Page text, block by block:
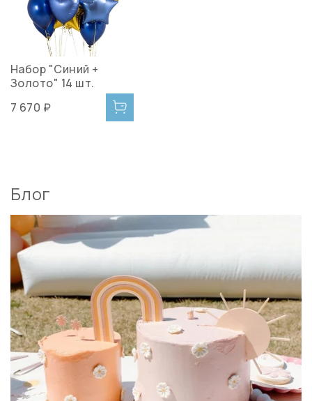
Набор "Синий +
Золото" 14 шт.
7 670 ₽
Блог